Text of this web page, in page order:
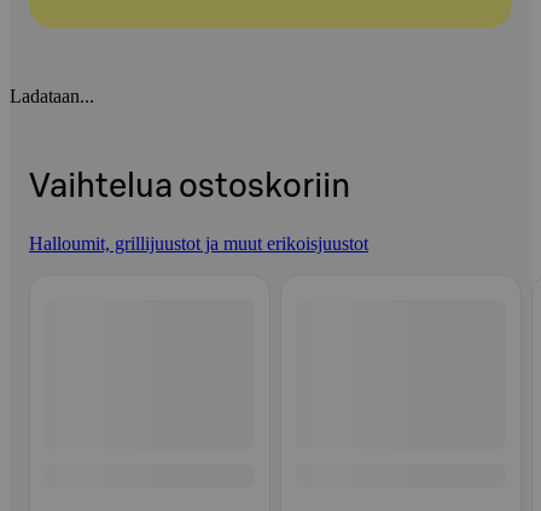
Ladataan...
Vaihtelua ostoskoriin
Halloumit, grillijuustot ja muut erikoisjuustot